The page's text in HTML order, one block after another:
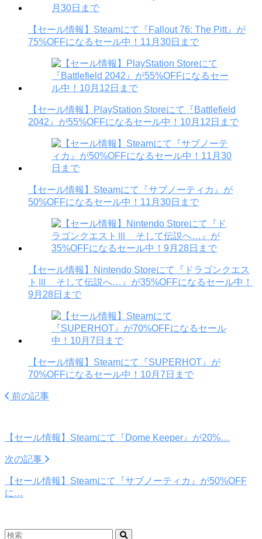
【セール情報】Steamにて『Fallout 76: The Pitt』が
75%OFFになるセール中！11月30日まで
【セール情報】PlayStation Storeにて『Battlefield
2042』が55%OFFになるセール中！10月12日まで
【セール情報】Steamにて『サブノーティカ』が
50%OFFになるセール中！11月30日まで
【セール情報】Nintendo Storeにて『ドラゴンクエス
トⅢ そして伝説へ…』が35%OFFになるセール中！
9月28日まで
【セール情報】Steamにて『SUPERHOT』が
70%OFFになるセール中！10月7日まで
前の記事
【セール情報】Steamにて『Dome Keeper』が20%…
次の記事
【セール情報】Steamにて『サブノーティカ』が50%OFF
に…